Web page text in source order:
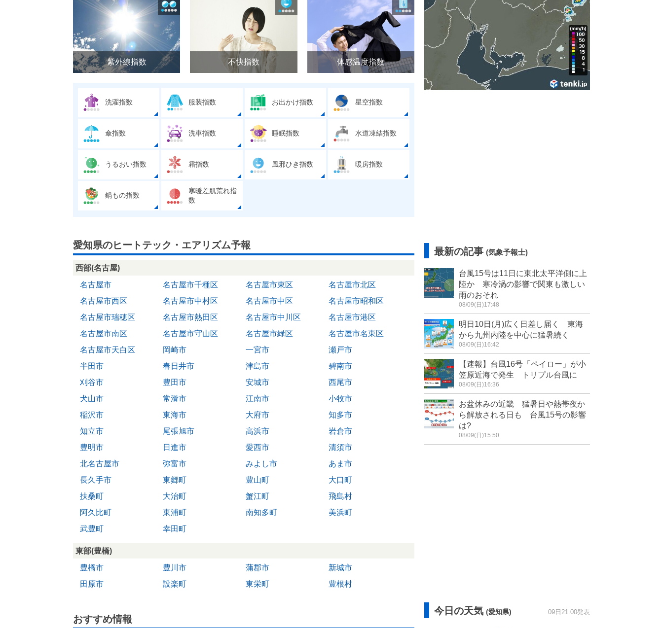
紫外線指数 不快指数 体感温度指数
洗濯指数 服装指数 お出かけ指数 星空指数
傘指数 洗車指数 睡眠指数 水道凍結指数
うるおい指数 霜指数 風邪ひき指数 暖房指数
鍋もの指数
寒暖差肌荒れ指
数
愛知県のヒートテック・エアリズム予報
西部(名古屋)
名古屋市
名古屋市千種区 名古屋市東区
名古屋市北区
名古屋市西区
名古屋市中村区 名古屋市中区
名古屋市昭和区
名古屋市瑞穂区
名古屋市熱田区 名古屋市中川区
名古屋市港区
名古屋市南区
名古屋市守山区 名古屋市緑区
名古屋市名東区
名古屋市天白区
岡崎市 一宮市
瀬戸市
半田市
春日井市 津島市
碧南市
刈谷市
豊田市 安城市
西尾市
犬山市
常滑市 江南市
小牧市
稲沢市
東海市 大府市
知多市
知立市
尾張旭市 高浜市
岩倉市
豊明市
日進市 愛西市
清須市
北名古屋市
弥富市 みよし市
あま市
長久手市
東郷町 豊山町
大口町
扶桑町
大治町 蟹江町
飛島村
阿久比町
東浦町 南知多町
美浜町
武豊町
幸田町
東部(豊橋)
豊橋市
豊川市 蒲郡市
新城市
田原市
設楽町 東栄町 豊根村
おすすめ情報
最新の記事 (気象予報士)
台風15号は11日に東北太平洋側に上
陸か 寒冷渦の影響で関東も激しい
雨のおそれ
08/09(日)17:48
明日10日(月)広く日差し届く 東海
から九州内陸を中心に猛暑続く
08/09(日)16:42
【速報】台風16号「ペイロー」が小
笠原近海で発生 トリプル台風に
08/09(日)16:36
お盆休みの近畿 猛暑日や熱帯夜か
ら解放される日も 台風15号の影響
は?
08/09(日)15:50
今日の天気 (愛知県) 09日21:00発表